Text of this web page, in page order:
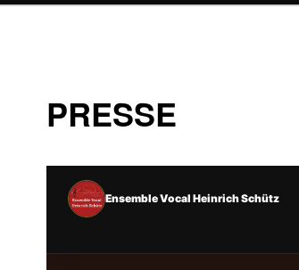
PRESSE
Ensemble Vocal Heinrich Schütz